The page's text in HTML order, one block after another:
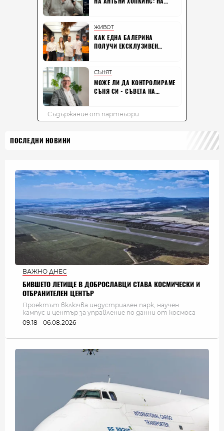
ПОСЛЕДНИ НОВИНИ
ВАЖНО ДНЕС
БИВШЕТО ЛЕТИЩЕ В ДОБРОСЛАВЦИ СТАВА КОСМИЧЕСКИ И
ОТБРАНИТЕЛЕН ЦЕНТЪР
Проектът включва индустриален парк, научен
кампус и център за управление по данни от космоса
09:18 - 06.08.2026